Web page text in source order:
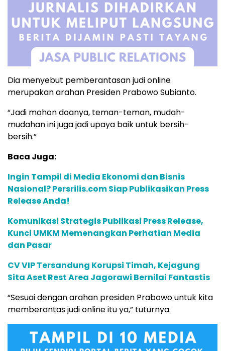
Dia menyebut pemberantasan judi online
merupakan arahan Presiden Prabowo Subianto.
“Jadi mohon doanya, teman-teman, mudah-
mudahan ini juga jadi upaya baik untuk bersih-
bersih.”
Baca Juga:
Ingin Tampil di Media Ekonomi dan Bisnis
Nasional? Persrilis.com Siap Publikasikan Press
Release Anda!
Komunikasi Strategis Publikasi Press Release,
Kunci UMKM Memenangkan Perhatian Media
dan Pasar
CV VIP Tersandung Korupsi Timah, Kejagung
Sita Aset Rest Area Jagorawi Bernilai Fantastis
“Sesuai dengan arahan presiden Prabowo untuk kita
memberantas judi online itu ya,” tuturnya.